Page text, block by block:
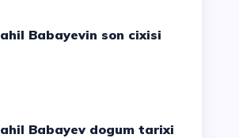
Sahil Babayevin son cixisi
Sahil Babayev dogum tarixi